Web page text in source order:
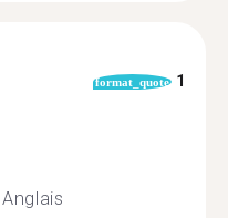
format_quote 1
Anglais